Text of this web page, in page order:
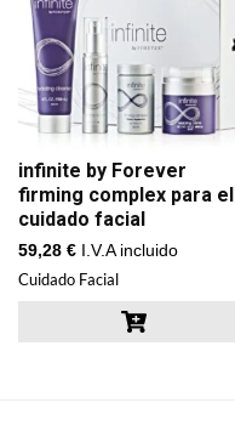
infinite by Forever
firming complex para el
cuidado facial
59,28 € I.V.A incluido
Cuidado Facial